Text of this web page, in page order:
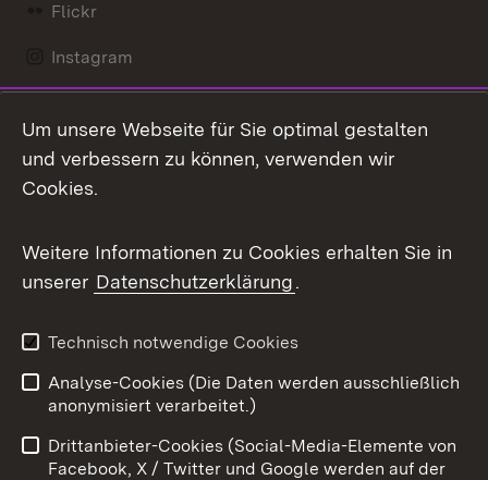
Flickr
Instagram
Mastodon
Messenger
Social Wall
X / Twitter
Youtube
Benutzungshinweise
Barrierefreiheit
Um unsere Webseite für Sie optimal gestalten
und verbessern zu können, verwenden wir
Cookies.
Weitere Informationen zu Cookies erhalten Sie in
unserer Datenschutzerklärung.
Technisch notwendige Cookies
Analyse-Cookies (Die Daten werden ausschließlich
anonymisiert verarbeitet.)
Drittanbieter-Cookies (Social-Media-Elemente von
Facebook, X / Twitter und Google werden auf der